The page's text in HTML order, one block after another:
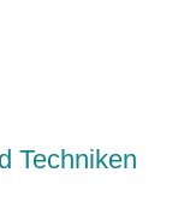
Techniken